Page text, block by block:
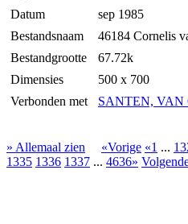
Datum
sep 1985
Bestandsnaam
46184 Cornelis
Bestandgrootte
67.72k
Dimensies
500 x 700
Verbonden met
SANTEN, VAN
» Allemaal zien «Vorige «1 ...
1335 1336 1337 ... 4636»